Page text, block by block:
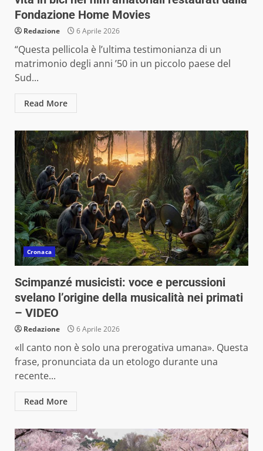
Fondazione Home Movies
Redazione 6 Aprile 2026
“Questa pellicola è l’ultima testimonianza di un
matrimonio degli anni ’50 in un piccolo paese del
Sud...
Read More
Cronaca
Scimpanzé musicisti: voce e percussioni
svelano l’origine della musicalità nei primati
– VIDEO
Redazione 6 Aprile 2026
«Il canto non è solo una prerogativa umana». Questa
frase, pronunciata da un etologo durante una
recente...
Read More